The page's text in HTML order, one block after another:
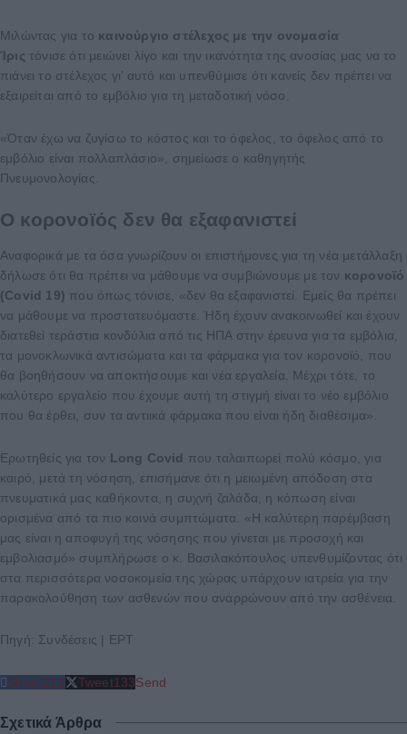
Μιλώντας για το καινούργιο στέλεχος με την ονομασία
Ίρις τόνισε ότι μειώνει λίγο και την ικανότητα της ανοσίας μας να το
πιάνει το στέλεχος γι’ αυτό και υπενθύμισε ότι κανείς δεν πρέπει να
εξαιρείται από το εμβόλιο για τη μεταδοτική νόσο.
«Όταν έχω να ζυγίσω το κόστος και το όφελος, το όφελος από το
εμβόλιο είναι πολλαπλάσιο», σημείωσε ο καθηγητής
Πνευμονολογίας.
Ο κορονοϊός δεν θα εξαφανιστεί
Αναφορικά με τα όσα γνωρίζουν οι επιστήμονες για τη νέα μετάλλαξη
δήλωσε ότι θα πρέπει να μάθουμε να συμβιώνουμε με τον κορονοϊό
(Covid 19) που όπως τόνισε, «δεν θα εξαφανιστεί. Εμείς θα πρέπει
να μάθουμε να προστατευόμαστε. Ήδη έχουν ανακοινωθεί και έχουν
διατεθεί τεράστια κονδύλια από τις ΗΠΑ στην έρευνα για τα εμβόλια,
τα μονοκλωνικά αντισώματα και τα φάρμακα για τον κορονοϊό, που
θα βοηθήσουν να αποκτήσουμε και νέα εργαλεία. Μέχρι τότε, το
καλύτερο εργαλείο που έχουμε αυτή τη στιγμή είναι το νέο εμβόλιο
που θα έρθει, συν τα αντιικά φάρμακα που είναι ήδη διαθέσιμα».
Ερωτηθείς για τον Long Covid που ταλαιπωρεί πολύ κόσμο, για
καιρό, μετά τη νόσηση, επισήμανε ότι η μειωμένη απόδοση στα
πνευματικά μας καθήκοντα, η συχνή ζαλάδα, η κόπωση είναι
ορισμένα από τα πιο κοινά συμπτώματα. «Η καλύτερη παρέμβαση
μας είναι η αποφυγή της νόσησης που γίνεται με προσοχή και
εμβολιασμό» συμπλήρωσε ο κ. Βασιλακόπουλος υπενθυμίζοντας ότι
στα περισσότερα νοσοκομεία της χώρας υπάρχουν ιατρεία για την
παρακολούθηση των ασθενών που αναρρώνουν από την ασθένεια.
Πηγή: Συνδέσεις | ΕΡΤ
Share212 Tweet133Send
Σχετικά Άρθρα